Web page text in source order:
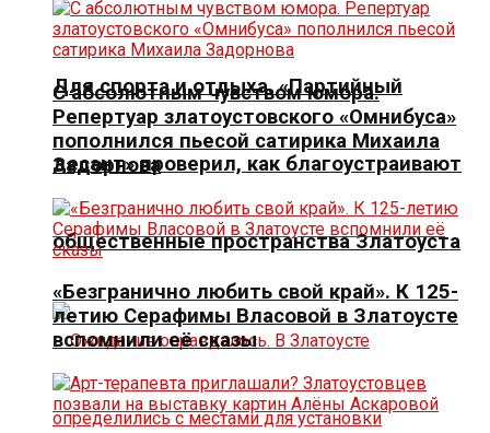
Для спорта и отдыха. «Партийный
десант» проверил, как благоустраивают
общественные пространства Златоуста
С абсолютным чувством юмора.
Репертуар златоустовского «Омнибуса»
пополнился пьесой сатирика Михаила
Задорнова
«Безгранично любить свой край». К 125-
летию Серафимы Власовой в Златоусте
вспомнили её сказы